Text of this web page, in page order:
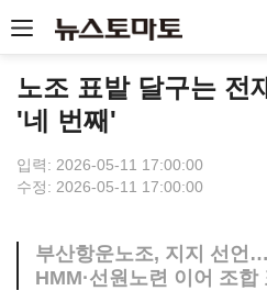
노조 표밭 달구는 전
'네 번째'
입력: 2026-05-11 17:00:00
수정: 2026-05-11 17:00:00
부산항운노조, 지지 선언
HMM·선원노련 이어 조합